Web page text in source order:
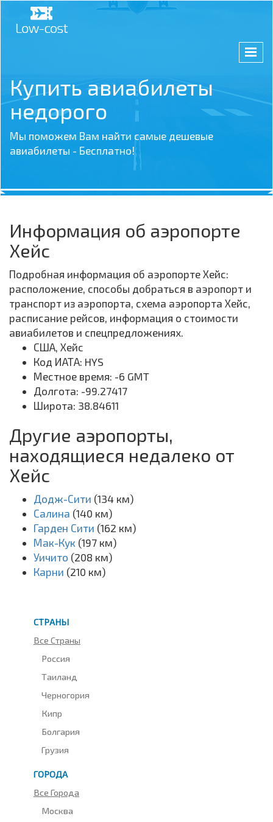
Купить авиабилеты
недорого
Мы поможем Вам найти самые дешевые
авиабилеты - Бесплатно!
Информация об аэропорте
Хейс
Подробная информация об аэропорте Хейс:
расположение, способы добраться в аэропорт и
транспорт из аэропорта, схема аэропорта Хейс,
расписание рейсов, информация о стоимости
авиабилетов и спецпредложениях.
США, Хейс
Код ИАТА: HYS
Местное время: -6 GMT
Долгота: -99.27417
Широта: 38.84611
Другие аэропорты,
находящиеся недалеко от
Хейс
Додж-Сити (134 км)
Салина (140 км)
Гарден Сити (162 км)
Мак-Кук (197 км)
Уичито (208 км)
Карни (210 км)
СТРАНЫ
Все Страны
Россия
Таиланд
Черногория
Кипр
Болгария
Грузия
ГОРОДА
Все Города
Москва